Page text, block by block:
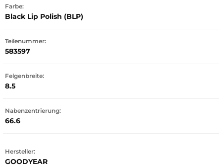
Farbe:
Black Lip Polish (BLP)
Teilenummer:
583597
Felgenbreite:
8.5
Nabenzentrierung:
66.6
Hersteller:
GOODYEAR